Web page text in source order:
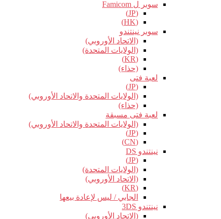
سوبر ل Famicom
(JP)
(HK)
سوبر نينتندو
(الاتحاد الأوروبي)
(الولايات المتحدة)
(KR)
(حذاء)
لعبة فتى
(JP)
(الولايات المتحدة والاتحاد الأوروبي)
(حذاء)
لعبة فتى مسبقة
(الولايات المتحدة والاتحاد الأوروبي)
(JP)
(CN)
نينتندو DS
(JP)
(الولايات المتحدة)
(الاتحاد الأوروبي)
(KR)
الجابي / ليس لإعادة بيعها
نينتندو 3DS
(الاتحاد الأوروبي)